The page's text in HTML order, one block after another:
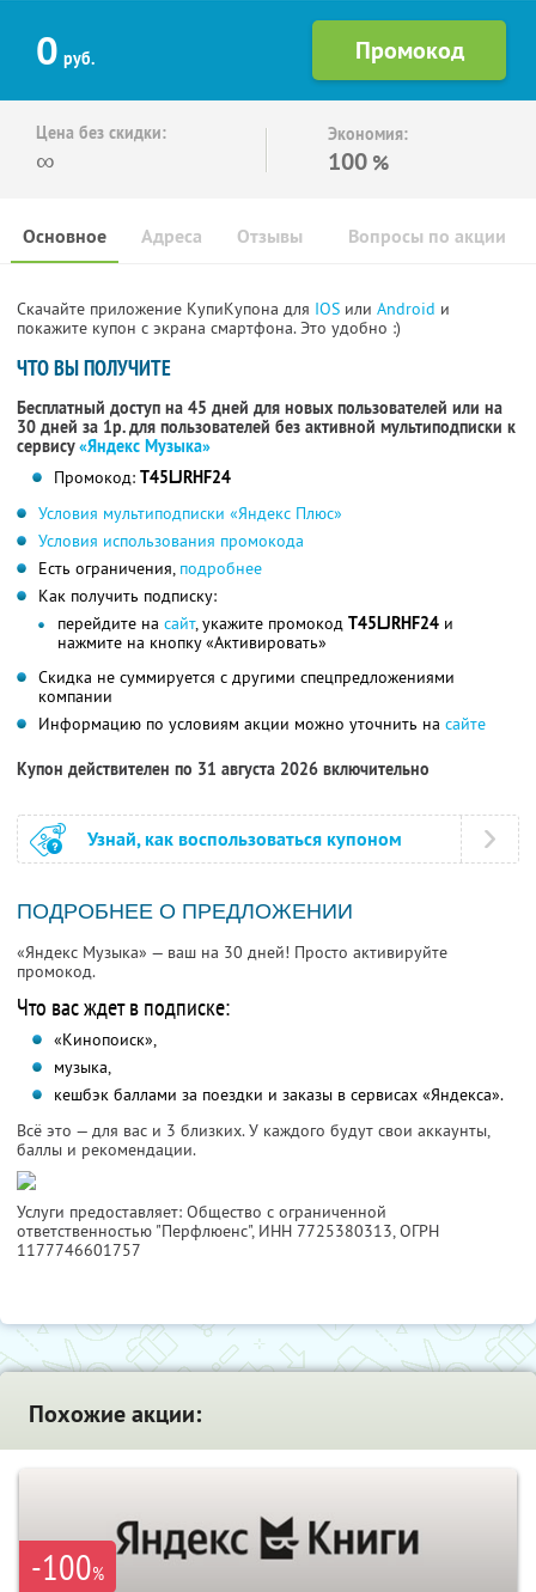
0 руб.
Цена без скидки:
∞
Экономия:
100 %
Основное Отзывы Вопросы по акции
Адреса
Скачайте приложение КупиКупона для IOS или Android и
покажите купон с экрана смартфона. Это удобно :)
ЧТО ВЫ ПОЛУЧИТЕ
Бесплатный доступ на 45 дней для новых пользователей или на
30 дней за 1р. для пользователей без активной мультиподписки к
сервису«Яндекс Музыка»
Промокод: T45LJRHF24
Условия мультиподписки «Яндекс Плюс»
Условия использования промокода
Есть ограничения, подробнее
Как получить подписку:
перейдите на сайт, укажите промокод T45LJRHF24 и
нажмите на кнопку «Активировать»
Скидка не суммируется с другими спецпредложениями
компании
Информацию по условиям акции можно уточнить на сайте
Купон действителен по 31 августа 2026 включительно
Узнай, как воспользоваться купоном
ПОДРОБНЕЕ О ПРЕДЛОЖЕНИИ
«Яндекс Музыка» — ваш на 30 дней! Просто активируйте
промокод.
Что вас ждет в подписке:
«Кинопоиск»,
музыка,
кешбэк баллами за поездки и заказы в сервисах «Яндекса».
Всё это — для вас и 3 близких. У каждого будут свои аккаунты,
баллы и рекомендации.
Услуги предоставляет: Общество с ограниченной
ответственностью "Перфлюенс", ИНН 7725380313, ОГРН
1177746601757
Похожие акции:
-100%